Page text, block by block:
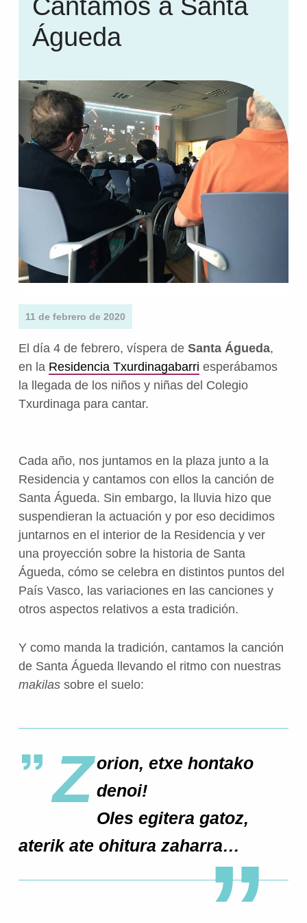
Cantamos a Santa
Águeda
11 de febrero de 2020
El día 4 de febrero, víspera de Santa Águeda,
en la Residencia Txurdinagabarri esperábamos
la llegada de los niños y niñas del Colegio
Txurdinaga para cantar.
Cada año, nos juntamos en la plaza junto a la
Residencia y cantamos con ellos la canción de
Santa Águeda. Sin embargo, la lluvia hizo que
suspendieran la actuación y por eso decidimos
juntarnos en el interior de la Residencia y ver
una proyección sobre la historia de Santa
Águeda, cómo se celebra en distintos puntos del
País Vasco, las variaciones en las canciones y
otros aspectos relativos a esta tradición.
Y como manda la tradición, cantamos la canción
de Santa Águeda llevando el ritmo con nuestras
makilassobre el suelo:
Zorion, etxe hontako
denoi!
Oles egitera gatoz,
aterik ate ohitura zaharra…